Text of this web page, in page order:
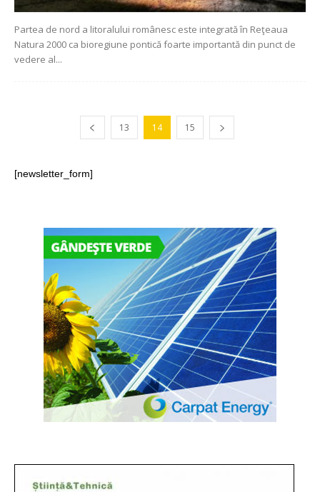
Partea de nord a litoralului românesc este integrată în Reţeaua
Natura 2000 ca bioregiune pontică foarte importantă din punct de
vedere al...
13 14 15
[newsletter_form]